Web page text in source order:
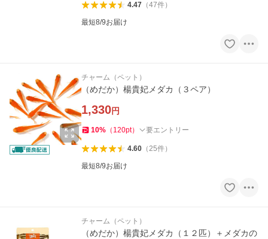
4.47（47件）
最短8/9お届け
チャーム（ペット）
（めだか）楊貴妃メダカ（３ペア）
1,330円
10% （ 120pt） 要エントリー
4.60（25件）
最短8/9お届け
チャーム（ペット）
（めだか）楊貴妃メダカ（１２匹）＋メダカの